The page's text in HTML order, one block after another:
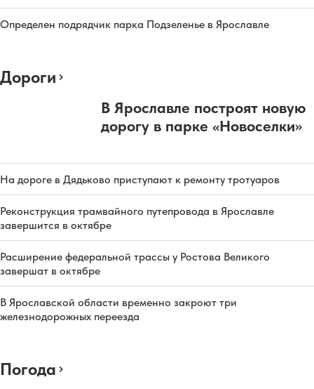
Определен подрядчик парка Подзеленье в Ярославле
Дороги
В Ярославле построят новую
дорогу в парке «Новоселки»
На дороге в Дядьково приступают к ремонту тротуаров
Реконструкция трамвайного путепровода в Ярославле
завершится в октябре
Расширение федеральной трассы у Ростова Великого
завершат в октябре
В Ярославской области временно закроют три
железнодорожных переезда
Погода